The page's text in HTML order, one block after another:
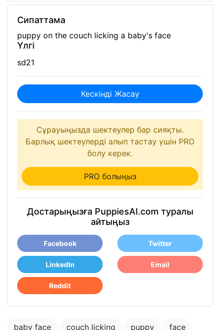
Сипаттама
puppy on the couch licking a baby's face
Үлгі
sd21
Кескінді Жасау
Сұрауыңызда шектеулер бар сияқты.
Барлық шектеулерді алып тастау үшін PRO
болу керек.
PRO болыңыз
Достарыңызға PuppiesAI.com туралы
айтыңыз
Facebook Twitter
LinkedIn Email
Reddit
baby face couch licking puppy
face